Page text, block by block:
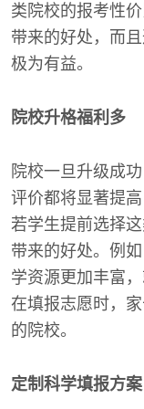
类院校的报考性
带来的好处，而
极为有益。
院校升格福利多
院校一旦升级成
评价都将显著提
若学生提前选择
带来的好处。例
学资源更加丰富
在填报志愿时，
的院校。
定制科学填报方案